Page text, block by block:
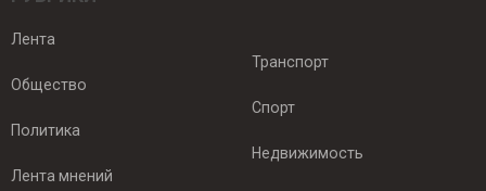
Лента
Общество
Политика
Лента мнений
Транспорт
Спорт
Недвижимость